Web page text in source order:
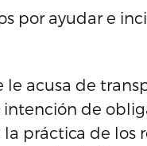
por ayudar e
acusa de
de
práctica de los